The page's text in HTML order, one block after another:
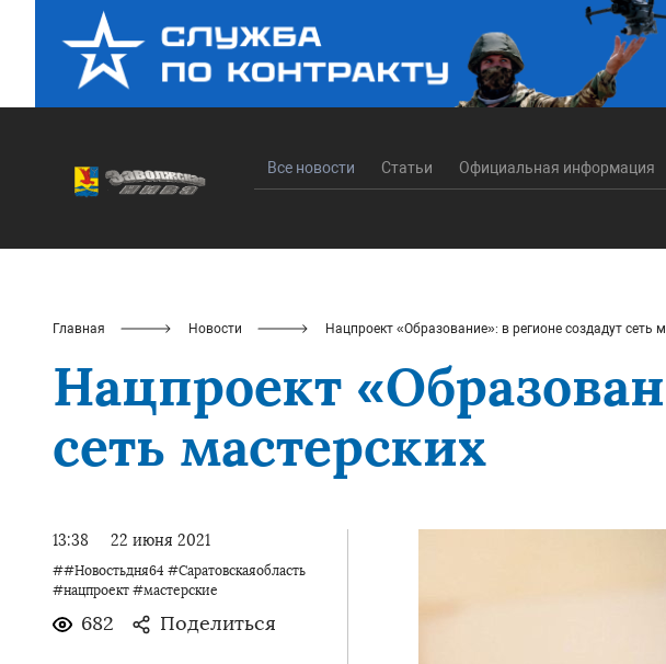
Все новости Статьи Официальная информация
Главная Новости Нацпроект «Образование»: в регионе создадут сеть
Нацпроект
сеть мастерских
13:38 22 июня 2021
##Новостьдня64 #Саратовскаяобласть
#нацпроект #мастерские
682 Поделиться